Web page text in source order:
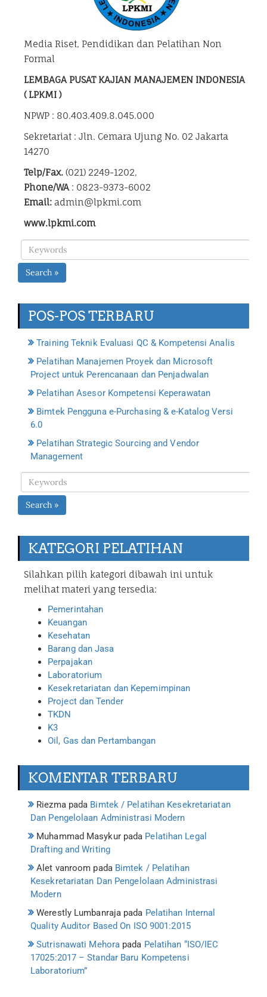
Media Riset, Pendidikan dan Pelatihan Non
Formal
LEMBAGA PUSAT KAJIAN MANAJEMEN INDONESIA
( LPKMI )
NPWP : 80.403.409.8.045.000
Sekretariat : Jln. Cemara Ujung No. 02 Jakarta
14270
Telp/Fax. (021) 2249-1202,
Phone/WA: 0823-9373-6002
Email: admin@lpkmi.com
www.lpkmi.com
Search »
POS-POS TERBARU
Training Teknik Evaluasi QC & Kompetensi Analis
Pelatihan Manajemen Proyek dan Microsoft
Project untuk Perencanaan dan Penjadwalan
Pelatihan Asesor Kompetensi Keperawatan
Bimtek Pengguna e-Purchasing & e-Katalog Versi
6.0
Pelatihan Strategic Sourcing and Vendor
Management
Search »
KATEGORI PELATIHAN
Silahkan pilih kategori dibawah ini untuk
melihat materi yang tersedia:
Pemerintahan
Keuangan
Kesehatan
Barang dan Jasa
Perpajakan
Laboratorium
Kesekretariatan dan Kepemimpinan
Project dan Tender
TKDN
K3
Oil, Gas dan Pertambangan
KOMENTAR TERBARU
Riezmapada Bimtek / Pelatihan Kesekretariatan
Dan Pengelolaan Administrasi Modern
Muhammad Masykurpada Pelatihan Legal
Drafting and Writing
Alet vanroom pada Bimtek / Pelatihan
Kesekretariatan Dan Pengelolaan Administrasi
Modern
Werestly Lumbanraja pada Pelatihan Internal
Quality Auditor Based On ISO 9001:2015
Sutrisnawati Mehora pada Pelatihan “ISO/IEC
17025:2017 – Standar Baru Kompetensi
Laboratorium”